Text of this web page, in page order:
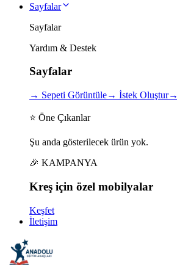
Sayfalar
Sayfalar
Yardım & Destek
Sayfalar
→ Sepeti Görüntüle→ İstek Oluştur→
⭐ Öne Çıkanlar
Şu anda gösterilecek ürün yok.
🎉 KAMPANYA
Kreş için özel mobilyalar
Keşfet
İletişim